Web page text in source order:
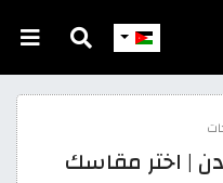
| اختر مقاسك